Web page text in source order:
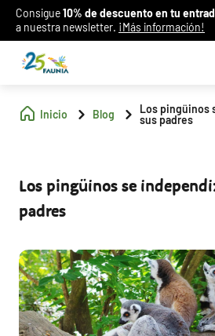
Consigue10% de descuento en tu
a nuestra newsletter. ¡Más información!
Inicio Blog
Los pingüinos
sus padres
Los pingüinos se
padres